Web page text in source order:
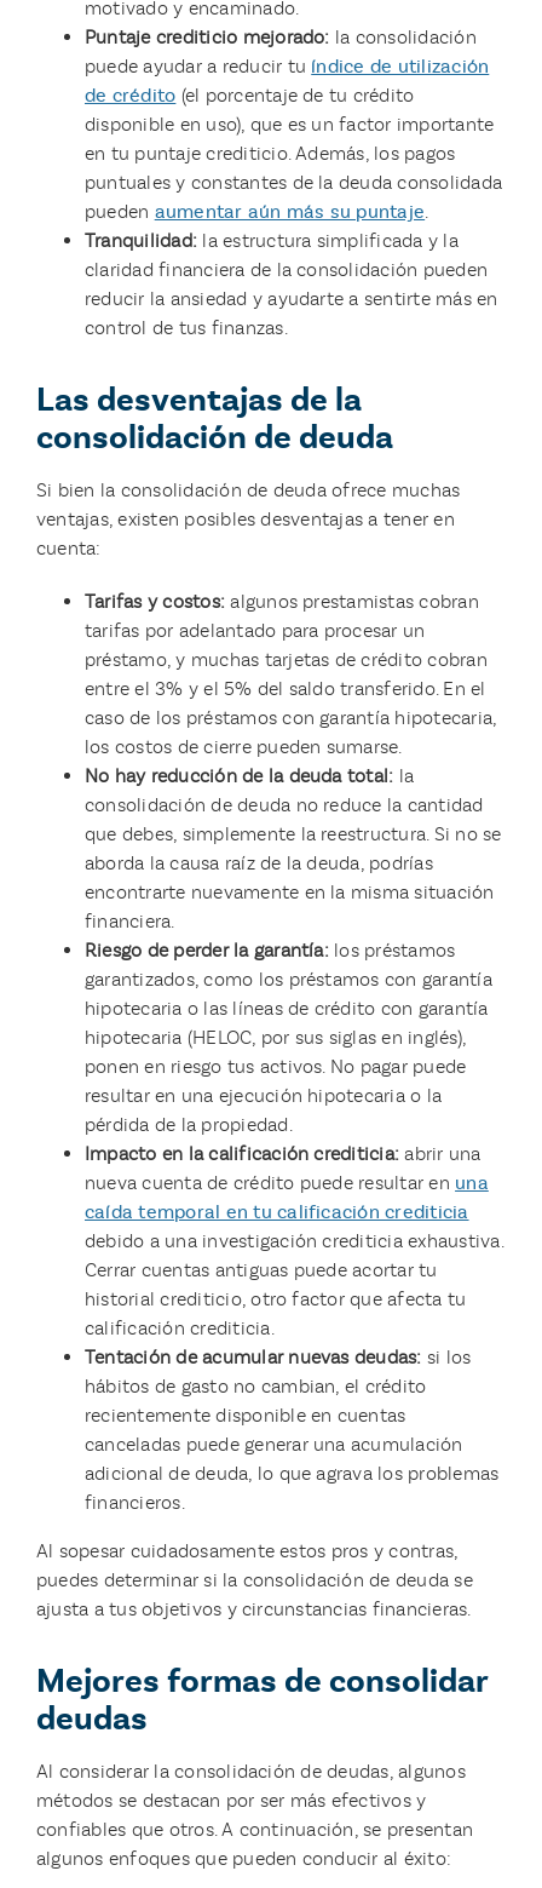
motivado y encaminado.
Puntaje crediticio mejorado: la consolidación
puede ayudar a reducir tu índice de utilización
de crédito (el porcentaje de tu crédito
disponible en uso), que es un factor importante
en tu puntaje crediticio. Además, los pagos
puntuales y constantes de la deuda consolidada
pueden aumentar aún más su puntaje.
Tranquilidad: la estructura simplificada y la
claridad financiera de la consolidación pueden
reducir la ansiedad y ayudarte a sentirte más en
control de tus finanzas.
Las desventajas de la
consolidación de deuda
Si bien la consolidación de deuda ofrece muchas
ventajas, existen posibles desventajas a tener en
cuenta:
Tarifas y costos: algunos prestamistas cobran
tarifas por adelantado para procesar un
préstamo, y muchas tarjetas de crédito cobran
entre el 3% y el 5% del saldo transferido. En el
caso de los préstamos con garantía hipotecaria,
los costos de cierre pueden sumarse.
No hay reducción de la deuda total: la
consolidación de deuda no reduce la cantidad
que debes, simplemente la reestructura. Si no se
aborda la causa raíz de la deuda, podrías
encontrarte nuevamente en la misma situación
financiera.
Riesgo de perder la garantía: los préstamos
garantizados, como los préstamos con garantía
hipotecaria o las líneas de crédito con garantía
hipotecaria (HELOC, por sus siglas en inglés),
ponen en riesgo tus activos. No pagar puede
resultar en una ejecución hipotecaria o la
pérdida de la propiedad.
Impacto en la calificación crediticia: abrir una
nueva cuenta de crédito puede resultar en una
caída temporal en tu calificación crediticia
debido a una investigación crediticia exhaustiva.
Cerrar cuentas antiguas puede acortar tu
historial crediticio, otro factor que afecta tu
calificación crediticia.
Tentación de acumular nuevas deudas: si los
hábitos de gasto no cambian, el crédito
recientemente disponible en cuentas
canceladas puede generar una acumulación
adicional de deuda, lo que agrava los problemas
financieros.
Al sopesar cuidadosamente estos pros y contras,
puedes determinar si la consolidación de deuda se
ajusta a tus objetivos y circunstancias financieras.
Mejores formas de consolidar
deudas
Al considerar la consolidación de deudas, algunos
métodos se destacan por ser más efectivos y
confiables que otros. A continuación, se presentan
algunos enfoques que pueden conducir al éxito: